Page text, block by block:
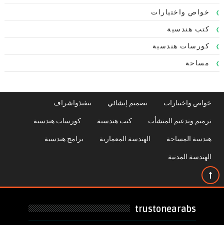
خواص واختبارات
كتب هندسية
كورسات هندسية
مساحة
خواص واختبارات تصميم إنشائي تنفيذواشراف
ترميم وتدعيم المنشأت كتب هندسية كورسات هندسية
هندسة المساحة الهندسة المعمارية برامج هندسية
الهندسة المدنية
trustonearabs